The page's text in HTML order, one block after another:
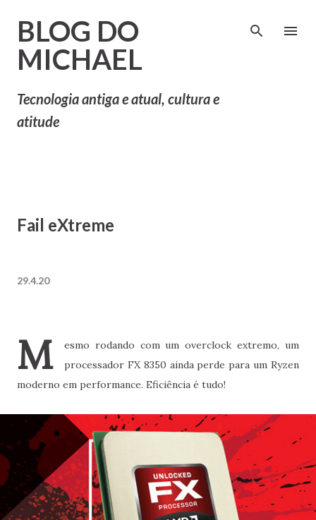
BLOG DO
MICHAEL
Tecnologia antiga e atual, cultura e
atitude
Fail eXtreme
29.4.20
M
esmo rodando com um overclock extremo, um
processador FX 8350 ainda perde para um Ryzen
moderno em performance. Eficiência é tudo!